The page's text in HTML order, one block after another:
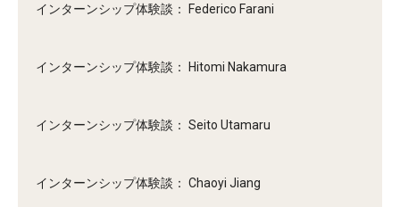
インターンシップ体験談： Federico Farani
インターンシップ体験談： Hitomi Nakamura
インターンシップ体験談： Seito Utamaru
インターンシップ体験談： Chaoyi Jiang